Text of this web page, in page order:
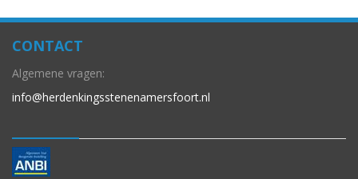
CONTACT
Algemene vragen:
info@herdenkingsstenenamersfoort.nl